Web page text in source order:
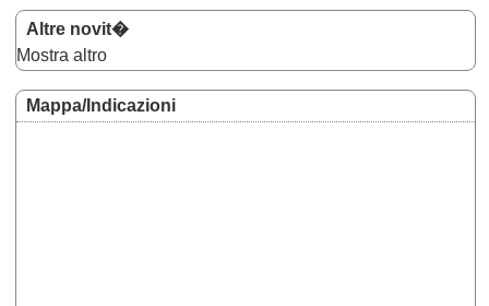
Altre novit�
Mostra altro
Mappa/Indicazioni